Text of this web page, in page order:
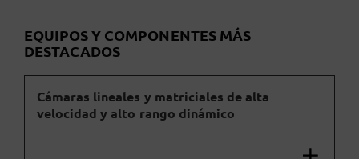
EQUIPOS Y COMPONENTES MÁS
DESTACADOS
Cámaras lineales y matriciales de alta
velocidad y alto rango dinámico